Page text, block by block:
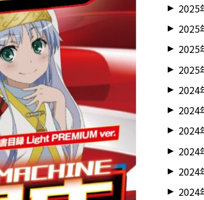
2025
2025
2025
2025
2024
2024
2024
2024
2024
2024